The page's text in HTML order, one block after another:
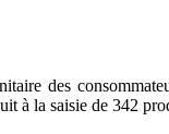
des
à la saisie de 342